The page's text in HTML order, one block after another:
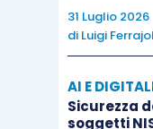
31 Luglio 2026
di Luigi
AI E
Sicurezza
soggetti